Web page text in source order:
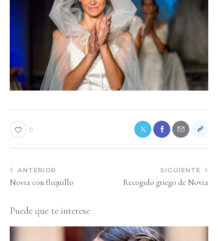
0
ANTERIOR
Novia con flequillo
SIGUIENTE
Recogido griego de Novia
Puede que te interese